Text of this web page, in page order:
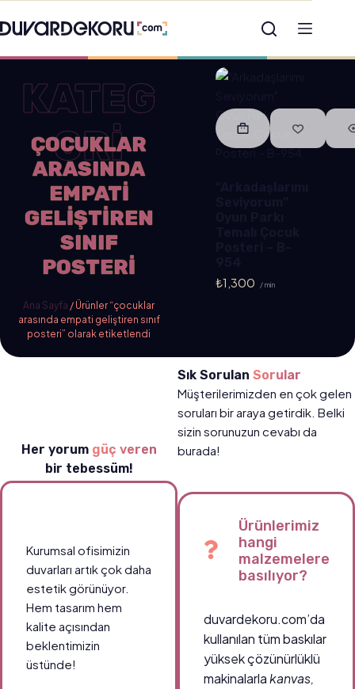
KATEG
ORİ
ÇOCUKLAR
ARASINDA
EMPATI
GELIŞTIREN
SINIF
POSTERI
Ana Sayfa / Ürünler “çocuklar
arasında empati geliştiren sınıf
posteri” olarak etiketlendi
₺1,300 / min
Her yorum güç veren
bir tebessüm!
Kurumsal ofisimizin
duvarları artık çok daha
estetik görünüyor.
Hem tasarım hem
kalite açısından
beklentimizin
üstünde!
Sık Sorulan Sorular
Müşterilerimizden en çok gelen
soruları bir araya getirdik. Belki
sizin sorunuzun cevabı da
burada!
Ürünlerimiz
hangi
malzemelere
basılıyor?
duvardekoru.com’da
kullanılan tüm baskılar
yüksek çözünürlüklü
makinalarlakanvas,